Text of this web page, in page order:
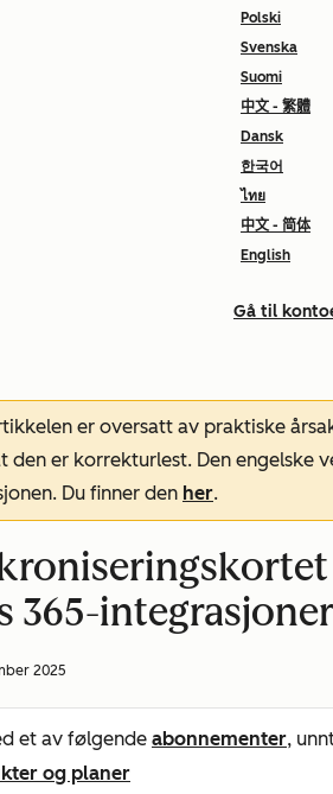
Polski
Svenska
Suomi
中文 - 繁體
Dansk
한국어
ไทย
中文 - 简体
English
Gå til
er oversatt av praktiske
den er korrekturlest. Den engelske
Du finner den her.
365-integrasjoner
2025
et av følgende abonnementer,
og planer